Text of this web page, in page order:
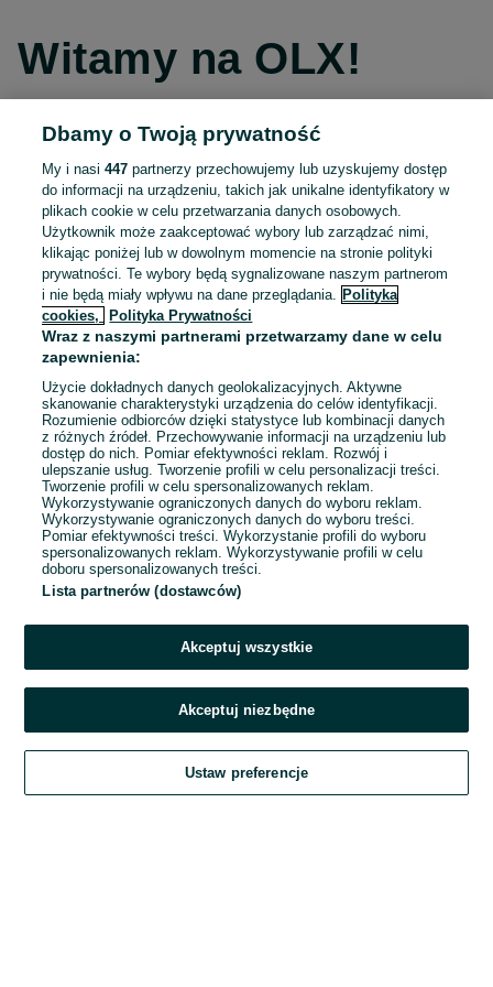
Witamy na OLX!
Kontynuuj przez Facebooka
Kontynuuj przez konto Apple
Kontynuuj przez konto Google
LUB
E-mail
Hasło
Zaloguj się
Kontynuując za pośrednictwem jednego z dostawców wskazanych powyżej,
OLX.pl w jego aktualnym brzmieniu.
Dbamy o Twoją prywatność
My i nasi447 partnerzy przechowujemy lub uzyskujemy dostęp
do informacji na urządzeniu, takich jak unikalne identyfikatory w
plikach cookie w celu przetwarzania danych osobowych.
Użytkownik może zaakceptować wybory lub zarządzać nimi,
klikając poniżej lub w dowolnym momencie na stronie polityki
prywatności. Te wybory będą sygnalizowane naszym partnerom
i nie będą miały wpływu na dane przeglądania.
Polityka
cookies,
Polityka Prywatności
Wraz z naszymi partnerami przetwarzamy dane w celu
zapewnienia:
Użycie dokładnych danych geolokalizacyjnych. Aktywne
skanowanie charakterystyki urządzenia do celów identyfikacji.
Rozumienie odbiorców dzięki statystyce lub kombinacji danych
z różnych źródeł. Przechowywanie informacji na urządzeniu lub
dostęp do nich. Pomiar efektywności reklam. Rozwój i
ulepszanie usług. Tworzenie profili w celu personalizacji treści.
Tworzenie profili w celu spersonalizowanych reklam.
Wykorzystywanie ograniczonych danych do wyboru reklam.
Wykorzystywanie ograniczonych danych do wyboru treści.
Pomiar efektywności treści. Wykorzystanie profili do wyboru
spersonalizowanych reklam. Wykorzystywanie profili w celu
doboru spersonalizowanych treści.
Lista partnerów (dostawców)
Akceptuj wszystkie
Akceptuj niezbędne
Ustaw preferencje